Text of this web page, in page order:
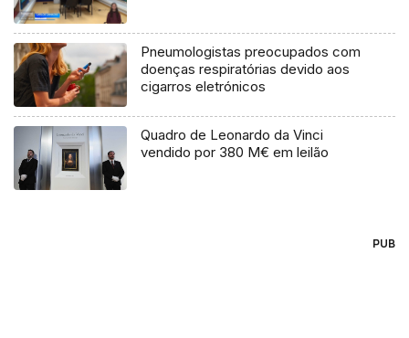
Pneumologistas preocupados com
doenças respiratórias devido aos
cigarros eletrónicos
Quadro de Leonardo da Vinci
vendido por 380 M€ em leilão
PUB